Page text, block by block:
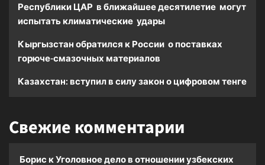
Республики ЦАР в ближайшее десятилетие могут
испытать климатические удары
Кыргызстан обратился к России о поставках
горюче-смазочных материалов
Казахстан: вступил в силу закон о цифровом тенге
Свежие комментарии
Борис кУголовное дело в отношении узбекских